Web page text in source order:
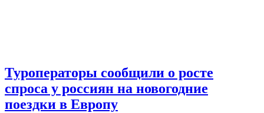
Туроператоры сообщили о росте
спроса у россиян на новогодние
поездки в Европу